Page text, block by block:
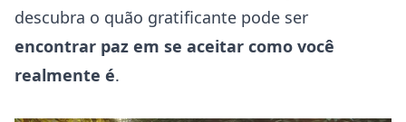
descubra o quão gratificante pode ser
encontrar paz em se aceitar como você
realmente é.